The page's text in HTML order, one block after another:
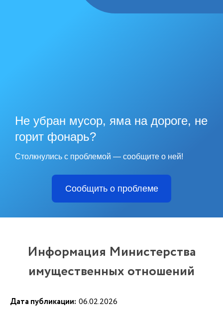
Не убран мусор, яма на дороге, не
горит фонарь?
Столкнулись с проблемой — сообщите о ней!
Сообщить о проблеме
Информация Министерства
имущественных отношений
Дата публикации: 06.02.2026